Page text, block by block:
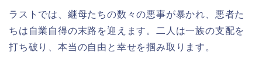
ラストでは、継母たちの数々の悪事が暴かれ、悪者た
ちは自業自得の末路を迎えます。二人は一族の支配を
打ち破り、本当の自由と幸せを掴み取ります。